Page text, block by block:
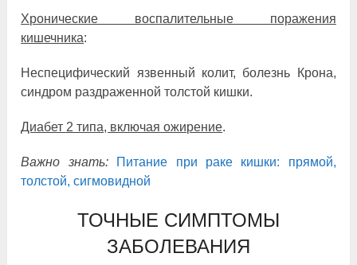
Хронические воспалительные поражения
кишечника:
Неспецифический язвенный колит, болезнь Крона,
синдром раздраженной толстой кишки.
Диабет 2 типа, включая ожирение.
Важно знать:
Питание при раке кишки: прямой,
толстой, сигмовидной
ТОЧНЫЕ СИМПТОМЫ
ЗАБОЛЕВАНИЯ